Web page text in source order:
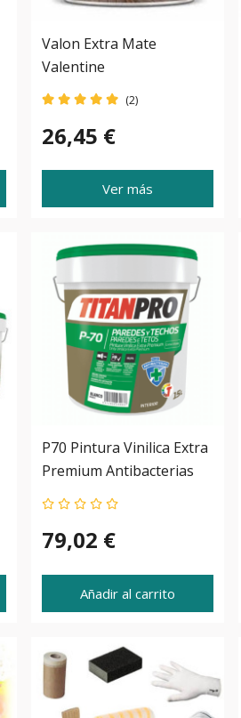
Valon Extra Mate
Valentine
(2)
26,45 €
Ver más
P70 Pintura Vinilica Extra
Premium Antibacterias
Titan Pro
79,02 €
Añadir al carrito